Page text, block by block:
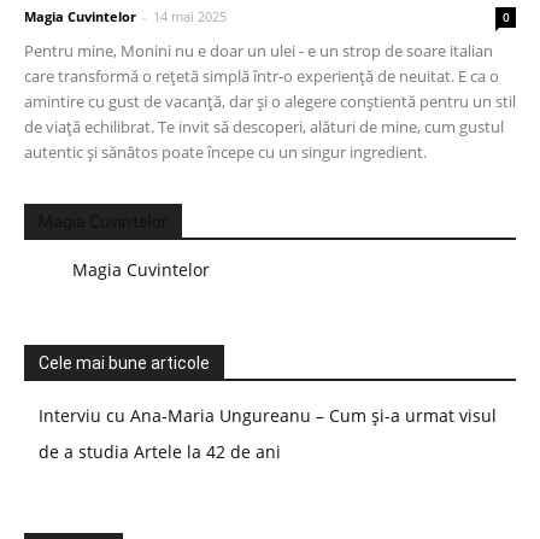
Magia Cuvintelor - 14 mai 2025 0
Pentru mine, Monini nu e doar un ulei - e un strop de soare italian
care transformă o rețetă simplă într-o experiență de neuitat. E ca o
amintire cu gust de vacanță, dar și o alegere conștientă pentru un stil
de viață echilibrat. Te invit să descoperi, alături de mine, cum gustul
autentic și sănătos poate începe cu un singur ingredient.
Magia Cuvintelor
Cele mai bune articole
Interviu cu Ana-Maria Ungureanu – Cum și-a urmat visul
de a studia Artele la 42 de ani